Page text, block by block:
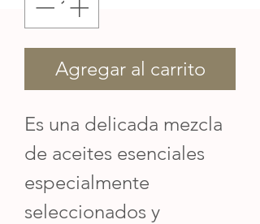
Agregar al carrito
Es una delicada mezcla
de aceites esenciales
especialmente
seleccionados y